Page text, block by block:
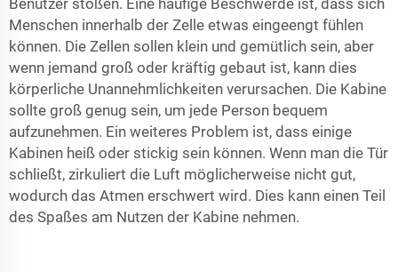
Benutzer stoßen. Eine häufige Beschwerde ist, dass sich
Menschen innerhalb der Zelle etwas eingeengt fühlen
können. Die Zellen sollen klein und gemütlich sein, aber
wenn jemand groß oder kräftig gebaut ist, kann dies
körperliche Unannehmlichkeiten verursachen. Die Kabine
sollte groß genug sein, um jede Person bequem
aufzunehmen. Ein weiteres Problem ist, dass einige
Kabinen heiß oder stickig sein können. Wenn man die Tür
schließt, zirkuliert die Luft möglicherweise nicht gut,
wodurch das Atmen erschwert wird. Dies kann einen Teil
des Spaßes am Nutzen der Kabine nehmen.